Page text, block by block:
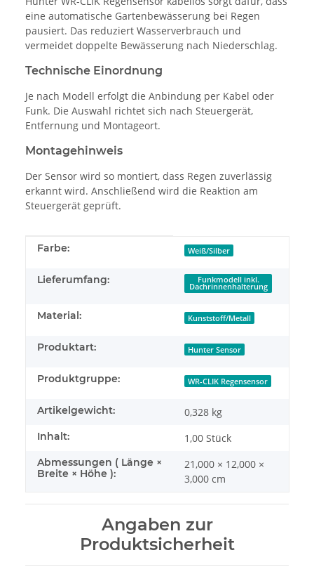
eine automatische Gartenbewässerung bei Regen
pausiert. Das reduziert Wasserverbrauch und
vermeidet doppelte Bewässerung nach Niederschlag.
Technische Einordnung
Je nach Modell erfolgt die Anbindung per Kabel oder
Funk. Die Auswahl richtet sich nach Steuergerät,
Entfernung und Montageort.
Montagehinweis
Der Sensor wird so montiert, dass Regen zuverlässig
erkannt wird. Anschließend wird die Reaktion am
Steuergerät geprüft.
Produkteigenschaft
Wert
Farbe: Weiß/Silber
Lieferumfang: Funkmodell inkl.
Dachrinnenhalterung
Material: Kunststoff/Metall
Produktart: Hunter Sensor
Produktgruppe: WR-CLIK Regensensor
Artikelgewicht: 0,328 kg
Inhalt: 1,00 Stück
Abmessungen ( Länge ×
Breite × Höhe ):
21,000 × 12,000 ×
3,000 cm
Angaben zur
Produktsicherheit